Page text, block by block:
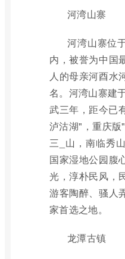
河湾山寨
河湾山寨位
内，被誉为中国
人的母亲河酉水
名。河湾山寨建
武三年，距今已
泸沽湖"，重庆
三_山，南临秀
国家湿地公园腹
光，淳朴民风，
游客陶醉、骚人
家首选之地。
龙潭古镇